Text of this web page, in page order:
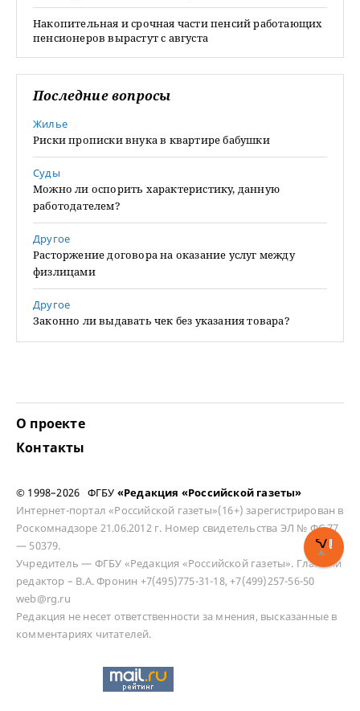
Накопительная и срочная части пенсий работающих
пенсионеров вырастут с августа
Последние вопросы
Жилье
Риски прописки внука в квартире бабушки
Суды
Можно ли оспорить характеристику, данную
работодателем?
Другое
Расторжение договора на оказание услуг между
физлицами
Другое
Законно ли выдавать чек без указания товара?
О проекте
Контакты
© 1998–2026 ФГБУ «Редакция «Российской газеты»
Интернет-портал «Российской газеты»(16+) зарегистрирован в
Роскомнадзоре 21.06.2012 г. Номер свидетельства ЭЛ № ФС 77
— 50379.
Учредитель — ФГБУ «Редакция «Российской газеты». Главный
редактор – В.А. Фронин +7(495)775-31-18, +7(499)257-56-50
web@rg.ru
Редакция не несет ответственности за мнения, высказанные в
комментариях читателей.